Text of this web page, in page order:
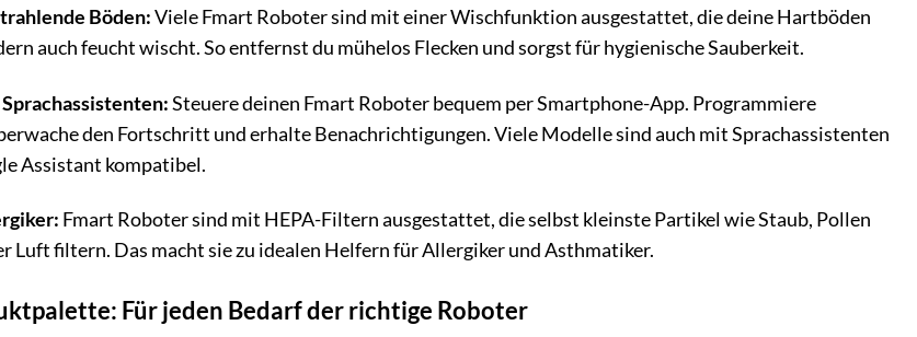
Böden:Viele Fmart Roboter sind mit einer Wischfunktion ausgestattet, die deine Hartböden
auch feucht wischt. So entfernst du mühelos Flecken und sorgst für hygienische Sauberkeit.
Steuere deinen Fmart Roboter bequem per Smartphone-App. Programmiere
den Fortschritt und erhalte Benachrichtigungen. Viele Modelle sind auch mit Sprachassistenten
Assistant kompatibel.
Fmart Roboter sind mit HEPA-Filtern ausgestattet, die selbst kleinste Partikel wie Staub, Pollen
Luft filtern. Das macht sie zu idealen Helfern für Allergiker und Asthmatiker.
Für jeden Bedarf der richtige Roboter